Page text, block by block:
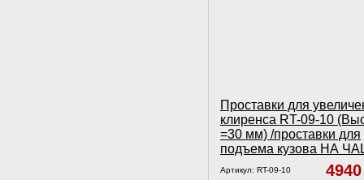
Проставки для
клиренса RT-09-10
=30 мм) /проставки для
подъема кузова НА
Артикул: RT-09-10